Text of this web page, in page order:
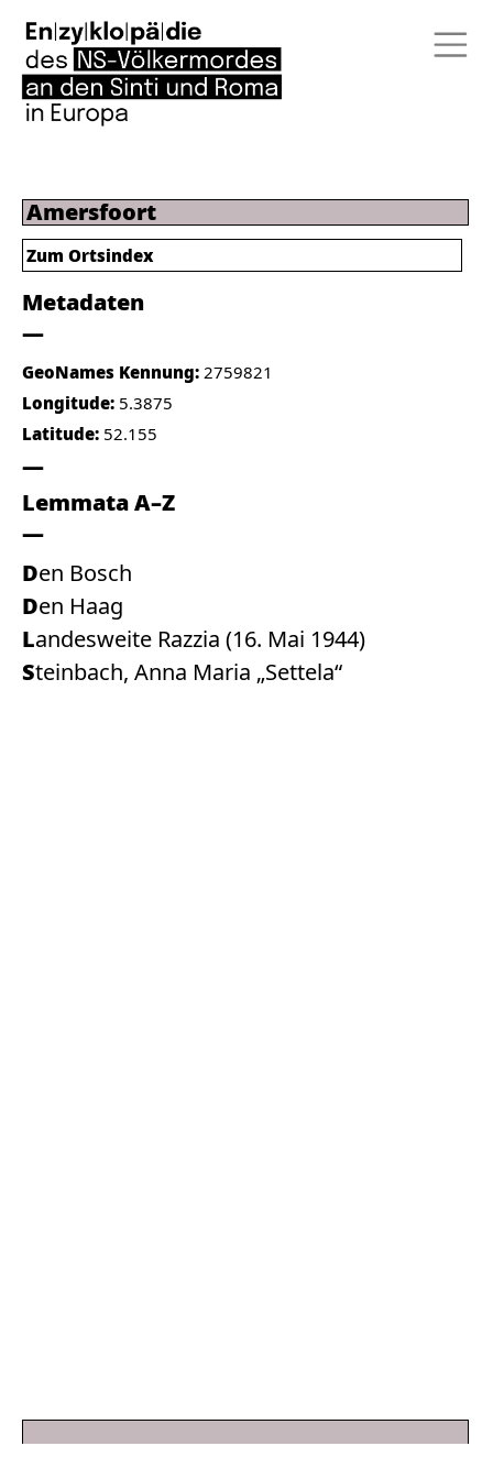
Amersfoort
Metadaten
GeoNames Kennung: 2759821
Longitude: 5.3875
Latitude: 52.155
Lemmata A–Z
Den Bosch
Den Haag
Landesweite Razzia (16. Mai 1944)
Steinbach, Anna Maria „Settela“
Zum Ortsindex